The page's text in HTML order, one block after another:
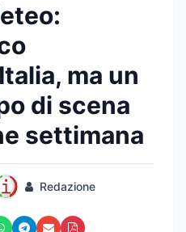
ma un
di scena
settimana
Redazione